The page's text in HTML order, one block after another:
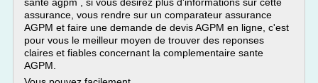
assurance, vous rendre sur un comparateur assurance
AGPM et faire une demande de devis AGPM en ligne, c'est
pour vous le meilleur moyen de trouver des reponses
claires et fiables concernant la complementaire sante
AGPM.